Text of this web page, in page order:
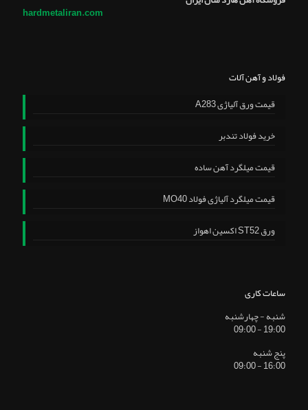
hardmetaliran.com
فولاد و آهن آلات
قیمت ورق آلیاژی A283
خرید فولاد تندبر
قیمت میلگرد آهن ساده
قیمت میلگرد آلیاژی فولاد MO40
ورق ST52 اکسین اهواز
ساعات کاری
شنبه - چهارشنبه
19:00 - 09:00
پنج شنبه
16:00 - 09:00